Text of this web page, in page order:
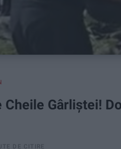
Cheile Gârliștei!
DE CITIRE